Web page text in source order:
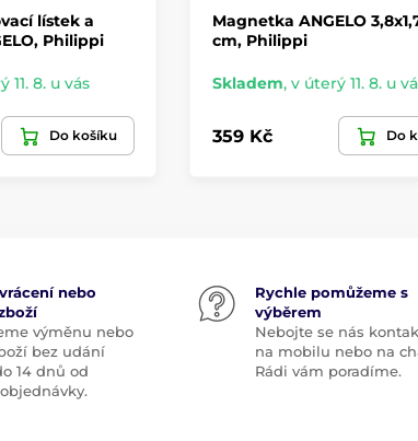
lístek a
Philippi
11. 8. u vás
Do košíku
Magnetka ANGELO
cm, Philippi
Skladem, v úterý 11. 8. u
359 Kč Do
nebo
výměnu nebo
bez udání
14 dnů od
Rychle pomůžeme s
výběrem
Nebojte se nás
na mobilu nebo na
Rádi vám poradíme.